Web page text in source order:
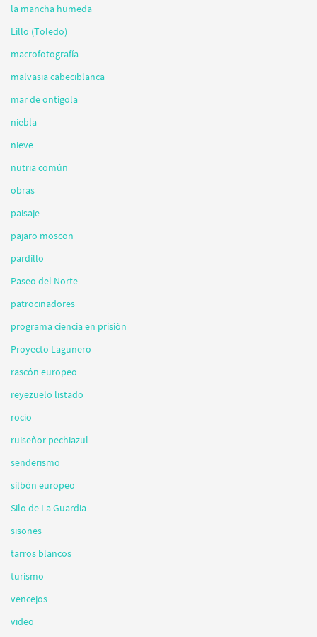
la mancha humeda
Lillo (Toledo)
macrofotografía
malvasia cabeciblanca
mar de ontígola
niebla
nieve
nutria común
obras
paisaje
pajaro moscon
pardillo
Paseo del Norte
patrocinadores
programa ciencia en prisión
Proyecto Lagunero
rascón europeo
reyezuelo listado
rocío
ruiseñor pechiazul
senderismo
silbón europeo
Silo de La Guardia
sisones
tarros blancos
turismo
vencejos
video